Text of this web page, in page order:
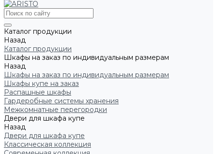
Каталог продукции
Назад
Каталог продукции
Шкафы на заказ по индивидуальным размерам
Назад
Шкафы на заказ по индивидуальным размерам
Шкафы купе на заказ
Распашные шкафы
Гардеробные системы хранения
Межкомнатные перегородки
Двери для шкафа купе
Назад
Двери для шкафа купе
Классическая коллекция